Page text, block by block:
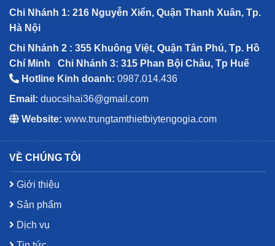
Chi Nhánh 1: 216 Nguyễn Xiển, Quận Thanh Xuân, Tp.
Hà Nội
Chi Nhánh 2 : 355 Khuông Việt, Quận Tân Phú, Tp. Hồ
Chí Minh
Chi Nhánh 3: 315 Phan Bội Châu, Tp Huế
Hotline Kinh doanh: 0987.014.436
Email: duocsihai36@gmail.com
Website: www.trungtamthietbiytengogia.com
VỀ CHÚNG TÔI
Giới thiệu
Sản phẩm
Dịch vụ